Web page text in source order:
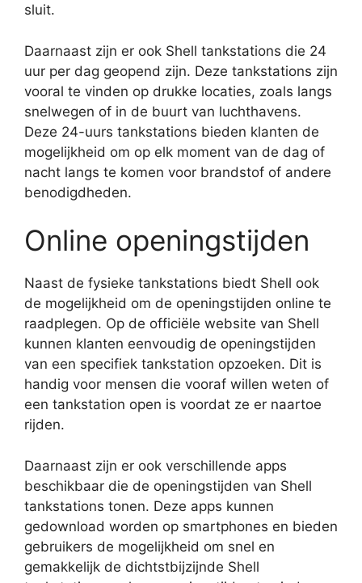
sluit.
Daarnaast zijn er ook Shell tankstations die 24
uur per dag geopend zijn. Deze tankstations zijn
vooral te vinden op drukke locaties, zoals langs
snelwegen of in de buurt van luchthavens.
Deze 24-uurs tankstations bieden klanten de
mogelijkheid om op elk moment van de dag of
nacht langs te komen voor brandstof of andere
benodigdheden.
Online openingstijden
Naast de fysieke tankstations biedt Shell ook
de mogelijkheid om de openingstijden online te
raadplegen. Op de officiële website van Shell
kunnen klanten eenvoudig de openingstijden
van een specifiek tankstation opzoeken. Dit is
handig voor mensen die vooraf willen weten of
een tankstation open is voordat ze er naartoe
rijden.
Daarnaast zijn er ook verschillende apps
beschikbaar die de openingstijden van Shell
tankstations tonen. Deze apps kunnen
gedownload worden op smartphones en bieden
gebruikers de mogelijkheid om snel en
gemakkelijk de dichtstbijzijnde Shell